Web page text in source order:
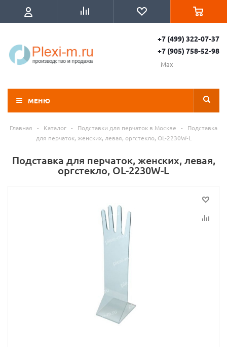
+7 (499) 322-07-37
+7 (905) 758-52-98
Max
МЕНЮ
Главная - Каталог - Подставки для перчаток в Москве -
Подставка
для перчаток, женских, левая, оргстекло, OL-2230W-L
Подставка для перчаток, женских, левая,
оргстекло, OL-2230W-L